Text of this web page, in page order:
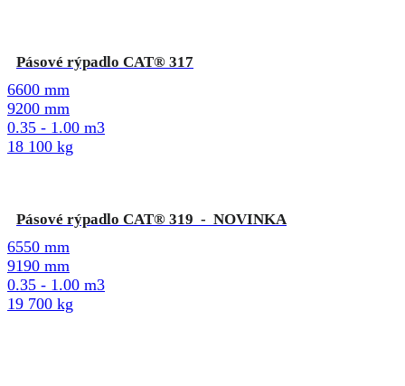
Pásové rýpadlo CAT® 317
6600 mm
9200 mm
0.35 - 1.00 m3
18 100 kg
Pásové rýpadlo CAT® 319 - NOVINKA
6550 mm
9190 mm
0.35 - 1.00 m3
19 700 kg